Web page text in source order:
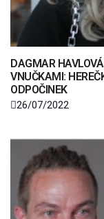
DAGMAR
VNUČKAMI:
ODPOČINEK
26/07/2022